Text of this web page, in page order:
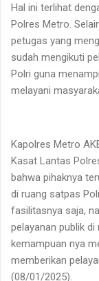
Hal ini terlihat
Polres Metro.
petugas yang
sudah mengikuti
Polri guna
melayani
Kapolres Metro
Kasat Lantas
bahwa pihaknya
di ruang satpas
fasilitasnya saja,
pelayanan publik
kemampuan nya
memberikan
(08/01/2025).